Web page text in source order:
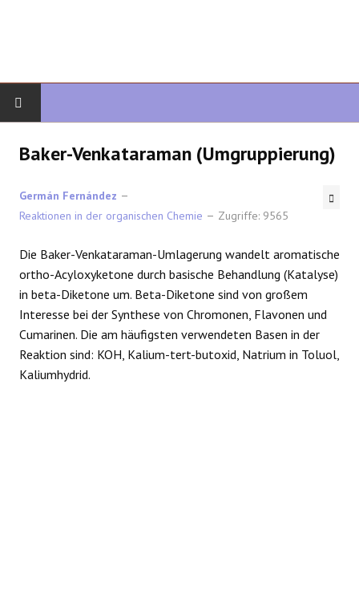
FORTGESCHRITTENE ORGANISCHE
HETEROZYKLEN
SYNTHESE
SPEKTROSKOPIE
REAKTIONEN
Baker-Venkataraman (Umgruppierung)
Germán Fernández
Reaktionen in der organischen Chemie
Zugriffe: 9565
Die Baker-Venkataraman-Umlagerung wandelt aromatische
ortho-Acyloxyketone durch basische Behandlung (Katalyse)
in beta-Diketone um. Beta-Diketone sind von großem
Interesse bei der Synthese von Chromonen, Flavonen und
Cumarinen. Die am häufigsten verwendeten Basen in der
Reaktion sind: KOH, Kalium-tert-butoxid, Natrium in Toluol,
Kaliumhydrid.